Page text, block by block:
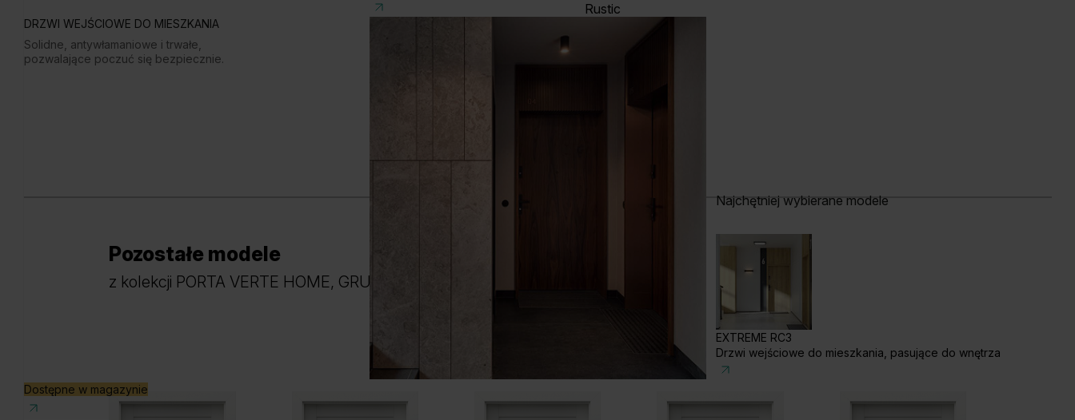
DRZWI WEJŚCIOWE DO MIESZKANIA
Solidne, antywłamaniowe i trwałe,
pozwalające poczuć się bezpiecznie.
Najchętniej wybierane modele
EXTREME RC3
Drzwi wejściowe do mieszkania, pasujące do wnętrza
Dostępne w magazynie
Rustic
Pozostałe modele
z kolekcji PORTA VERTE HOME, GRUPA J